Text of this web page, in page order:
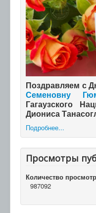
Поздравляем с
Семеновну
Гагаузского
Диониса
Подробнее...
Просмотры
Количество
987092